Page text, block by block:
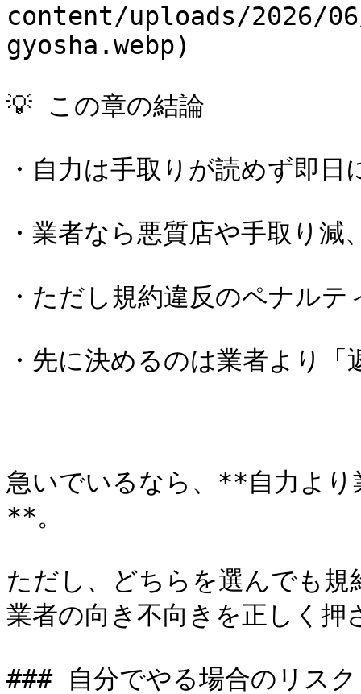
content/uploads/2026/
gyosha.webp)
💡 この章の結論
・自力は手取りが読めず即
・業者なら悪質店や手取り
・ただし規約違反のペナル
・先に決めるのは業者より「
急いでいるなら、**自力よ
**。
ただし、どちらを選んでも
業者の向き不向きを正しく押
### 自分でやる場合のリスク